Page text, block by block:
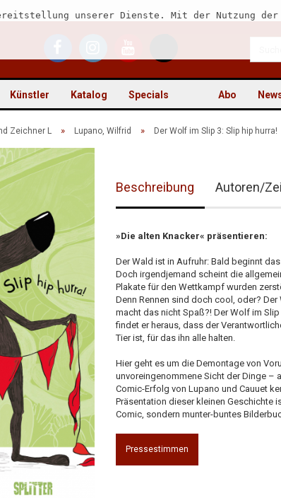
unserer Dienste. Mit der Nutzung
Künstler Katalog Specials Abo
Zeichner L » Lupano, Wilfrid » Der Wolf im Slip 3: Slip hip hurra!
Beschreibung Autoren/
»Die alten Knacker« präsentieren:
Der Wald ist in Aufruhr: Bald beginnt
Doch irgendjemand scheint die
Plakate für den Wettkampf wurden
Denn Rennen sind doch cool, oder?
macht das nicht Spaß?! Der Wolf im
findet er heraus, dass der
Tier ist, für das ihn alle halten.
Hier geht es um die Demontage von
unvoreingenommene Sicht der Dinge –
Comic-Erfolg von Lupano und Cauuet
Präsentation dieser kleinen Geschichte
Comic, sondern munter-buntes
Pressestimmen